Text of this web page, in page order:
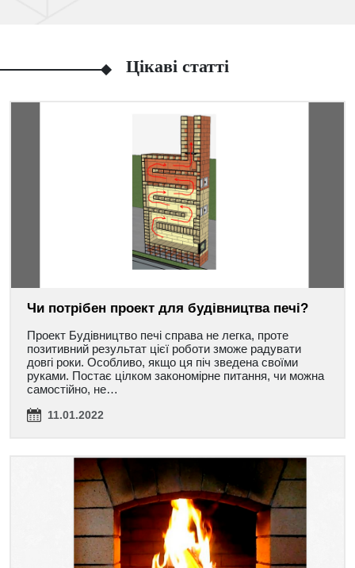
Цікаві статті
Чи потрібен проект для будівництва печі?
Проект Будівництво печі справа не легка, проте
позитивний результат цієї роботи зможе радувати
довгі роки. Особливо, якщо ця піч зведена своїми
руками. Постає цілком закономірне питання, чи можна
самостійно, не…
11.01.2022